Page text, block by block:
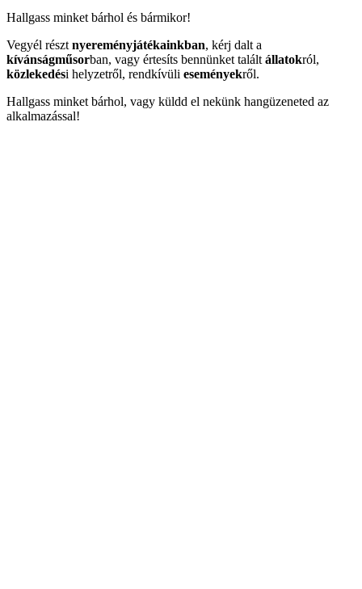
Hallgass minket bárhol és bármikor!
Vegyél részt nyereményjátékainkban, kérj dalt a
kívánságműsorban, vagy értesíts bennünket talált állatokról,
közlekedési helyzetről, rendkívüli eseményekről.
Hallgass minket bárhol, vagy küldd el nekünk hangüzeneted az
alkalmazással!